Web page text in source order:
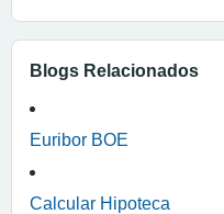
Blogs Relacionados
Euribor BOE
Calcular Hipoteca